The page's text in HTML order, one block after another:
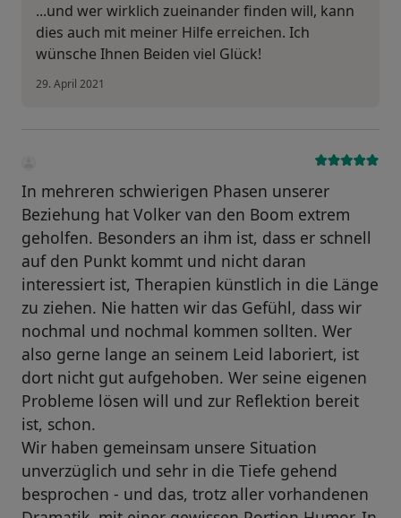
...und wer wirklich zueinander finden will, kann
dies auch mit meiner Hilfe erreichen. Ich
wünsche Ihnen Beiden viel Glück!
29. April 2021
In mehreren schwierigen Phasen unserer
Beziehung hat Volker van den Boom extrem
geholfen. Besonders an ihm ist, dass er schnell
auf den Punkt kommt und nicht daran
interessiert ist, Therapien künstlich in die Länge
zu ziehen. Nie hatten wir das Gefühl, dass wir
nochmal und nochmal kommen sollten. Wer
also gerne lange an seinem Leid laboriert, ist
dort nicht gut aufgehoben. Wer seine eigenen
Probleme lösen will und zur Reflektion bereit
ist, schon.
Wir haben gemeinsam unsere Situation
unverzüglich und sehr in die Tiefe gehend
besprochen - und das, trotz aller vorhandenen